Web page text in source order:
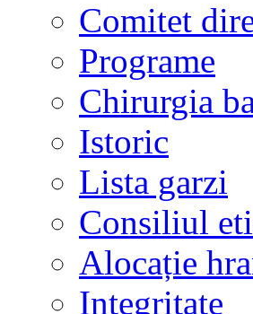
Comitet
Programe
Chirurgia
Istoric
Lista garzi
Consiliul
Alocație
Integritate